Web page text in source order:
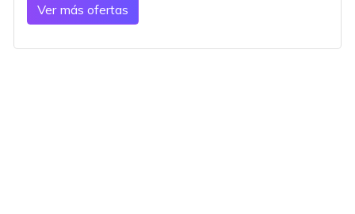
Ver más ofertas